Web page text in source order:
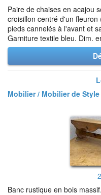
Paire de chaises en acajou
croisillon centré d'un
pieds cannelés à l'avant et
Garniture textile bleu. Dim.
Mobilier / Mobilier de
Banc rustique en bois